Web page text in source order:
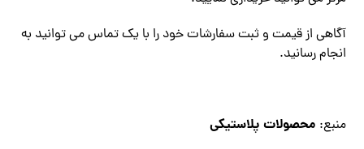
آگاهی از قیمت و ثبت سفارشات خود را با یک تماس می توانید به
انجام رسانید.
منبع: محصولات پلاستیکی